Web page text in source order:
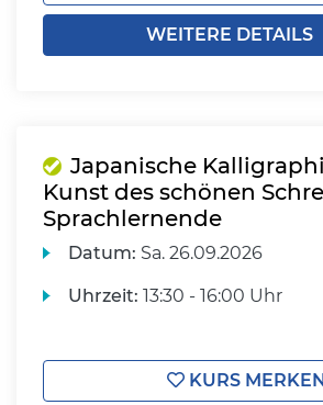
WEITERE DETAILS
Japanische
Kunst des schönen
Sprachlernende
Datum: Sa. 26.09.2026
Uhrzeit: 13:30 - 16:00 Uhr
KURS